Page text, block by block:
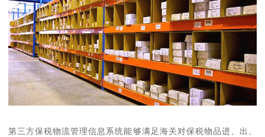
第三方保税物流管理信息系统能够满足海关对保税物品进、出、